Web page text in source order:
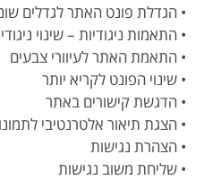
• הגדלת פונט האתר לגדלים
• התאמות ניגודיות – שינוי
• התאמת האתר לעיוורי צבעים
• שינוי הפונט לקריא יותר
• הדגשת קישורים באתר
• הצגת תיאור אלטרנטיבי
• הצהרת נגישות
• שליחת משוב נגישות